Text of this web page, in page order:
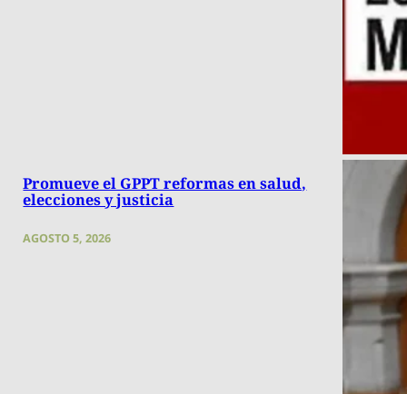
Promueve el GPPT reformas en salud,
elecciones y justicia
AGOSTO 5, 2026